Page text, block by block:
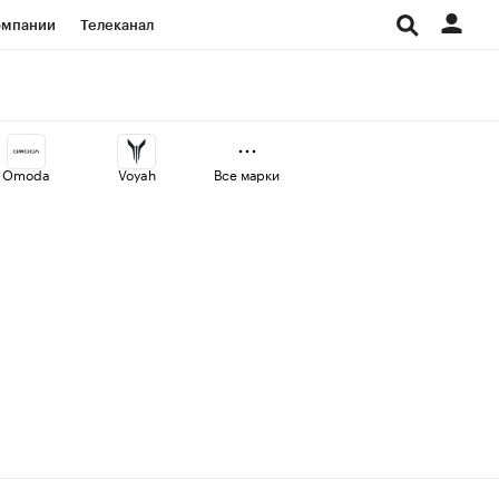
Телеканал
Проверка контрагентов
Omoda Voyah Все марки